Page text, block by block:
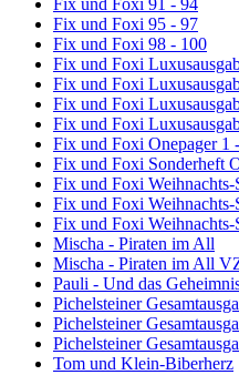
Fix und Foxi 91 - 94
Fix und Foxi 95 - 97
Fix und Foxi 98 - 100
Fix und Foxi
Fix und Foxi
Fix und Foxi
Fix und Foxi
Fix und Foxi Onepager 1
Fix und Foxi Sonderheft
Fix und Foxi Weihnachts-
Fix und Foxi Weihnachts-
Fix und Foxi Weihnachts-
Mischa - Piraten im All
Mischa - Piraten im All
Pauli - Und das
Pichelsteiner
Pichelsteiner
Pichelsteiner
Tom und Klein-Biberherz